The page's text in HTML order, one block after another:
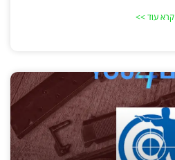
קרא עוד >>